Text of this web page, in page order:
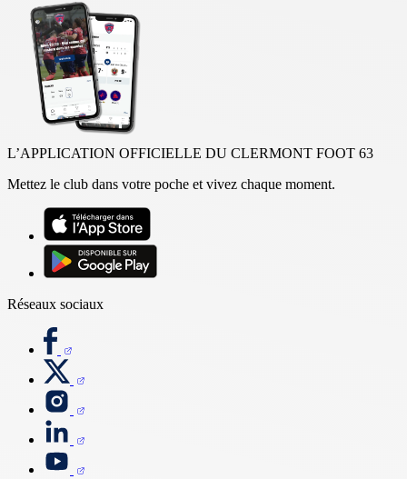
L’APPLICATION OFFICIELLE DU CLERMONT FOOT 63
Mettez le club dans votre poche et vivez chaque moment.
Réseaux sociaux